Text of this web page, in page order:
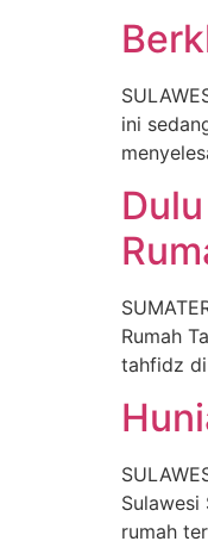
ini
Rumah
tahfidz di
rumah